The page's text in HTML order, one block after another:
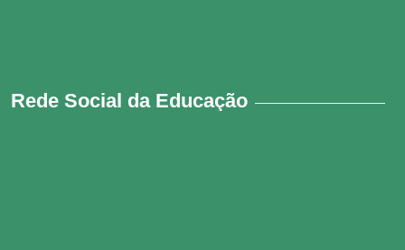
Rede Social da Educação